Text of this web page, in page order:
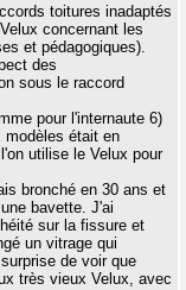
toitures inadaptés
concernant les
et pédagogiques).
des
sous le raccord
pour l'internaute 6)
était en
utilise le Velux pour
bronché en 30 ans et
bavette. J'ai
sur la fissure et
un vitrage qui
de voir que
très vieux Velux, avec